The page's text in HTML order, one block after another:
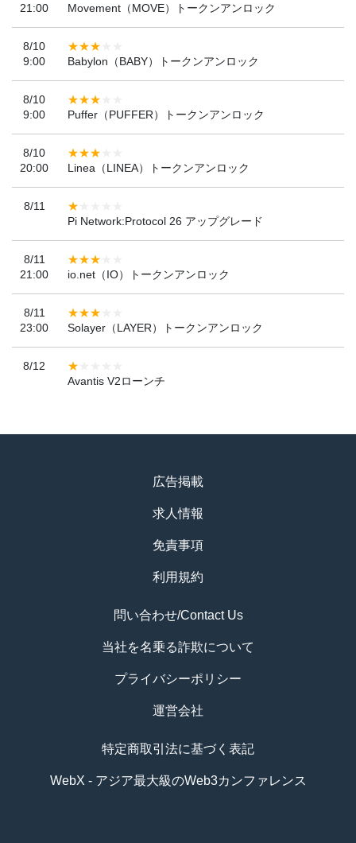
21:00
Movement（MOVE）トークンアンロック
8/10
9:00
Babylon（BABY）トークンアンロック
8/10
9:00
Puffer（PUFFER）トークンアンロック
8/10
20:00
Linea（LINEA）トークンアンロック
8/11
Pi Network:Protocol 26 アップグレード
8/11
21:00
io.net（IO）トークンアンロック
8/11
23:00
Solayer（LAYER）トークンアンロック
8/12
Avantis V2ローンチ
広告掲載
求人情報
免責事項
利用規約
問い合わせ/Contact Us
当社を名乗る詐欺について
プライバシーポリシー
運営会社
特定商取引法に基づく表記
WebX - アジア最大級のWeb3カンファレンス